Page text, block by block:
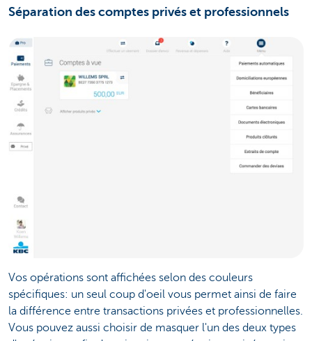
Séparation des comptes privés et professionnels
Vos opérations sont affichées selon des couleurs
spécifiques: un seul coup d'oeil vous permet ainsi de faire
la différence entre transactions privées et professionnelles.
Vous pouvez aussi choisir de masquer l'un des deux types